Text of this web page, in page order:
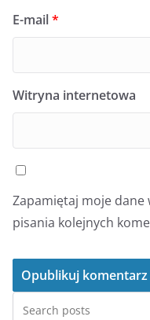
E-mail*
Witryna internetowa
Zapamiętaj moje dane
pisania kolejnych